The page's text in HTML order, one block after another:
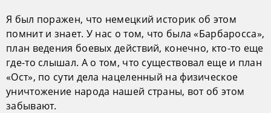
Я был поражен, что немецкий историк об этом
помнит и знает. У нас о том, что была «Барбаросса»,
план ведения боевых действий, конечно, кто-то еще
где-то слышал. А о том, что существовал еще и план
«Ост», по сути дела нацеленный на физическое
уничтожение народа нашей страны, вот об этом
забывают.